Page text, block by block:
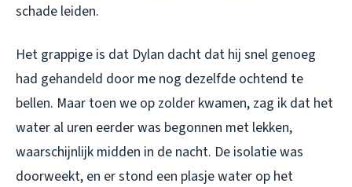
schade leiden.
Het grappige is dat Dylan dacht dat hij snel genoeg
had gehandeld door me nog dezelfde ochtend te
bellen. Maar toen we op zolder kwamen, zag ik dat het
water al uren eerder was begonnen met lekken,
waarschijnlijk midden in de nacht. De isolatie was
doorweekt, en er stond een plasje water op het